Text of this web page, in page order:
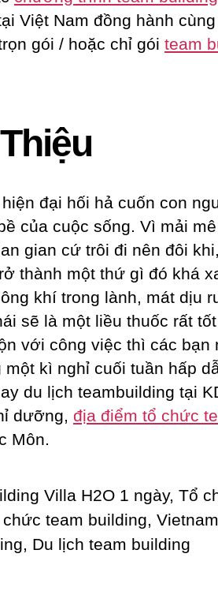
Việt Nam đồng hành
gói / hoặc chỉ gói team
đại hối hả cuốn con
của cuộc sống. Vì mải
gian cứ trôi đi nên đôi
thành một thứ gì đó khá
khí trong lành, mát dịu
sẽ là một liều thuốc rất
với công việc thì các
một kì nghỉ cuối tuần hấp
du lịch teambuilding tại
dưỡng, địa điểm tổ chức
Môn.